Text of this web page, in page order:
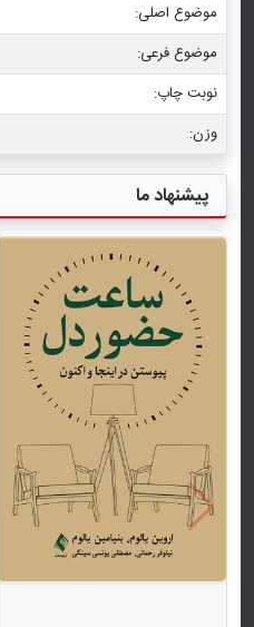
موضوع اصلی:
موضوع فرعی:
نوبت چاپ:
وزن:
پیشنهاد ما